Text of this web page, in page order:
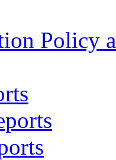
Policy